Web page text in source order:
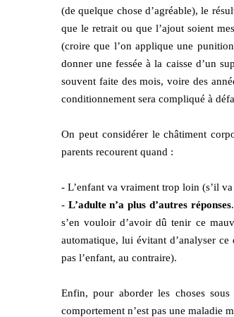
(de quelque chose d’agréable), le
que le retrait ou que l’ajout soient
(croire que l’on applique une
donner une fessée à la caisse d’un
souvent faite des mois, voire des
conditionnement sera compliqué à
On peut considérer le châtiment
parents recourent quand :
- L’enfant va vraiment trop loin (s’il
- L’adulte n’a plus d’autres réponses
s’en vouloir d’avoir dû tenir ce
automatique, lui évitant d’analyser
pas l’enfant, au contraire).
Enfin, pour aborder les choses
comportement n’est pas une maladie